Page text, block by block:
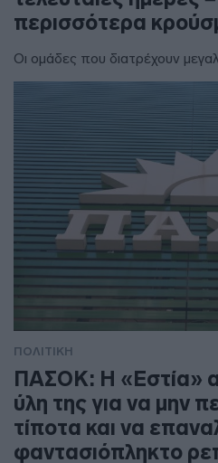
περισσότερα
Οι ομάδες που διατρέχουν
ΠΟΛΙΤΙΚΗ
ΠΑΣΟΚ: Η «Εστία»
ύλη της για να μην
τίποτα και να
φαντασιόπληκτο